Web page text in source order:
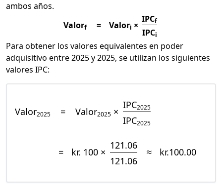
ambos años.
Valorf = Valori ×
IPCf
IPCi
Para obtener los valores equivalentes en poder
adquisitivo entre 2025 y 2025, se utilizan los siguientes
valores IPC:
Valor2025 = Valor2025 ×
IPC2025
IPC2025
= kr. 100 ×
121.06
121.06
≈ kr.100.00